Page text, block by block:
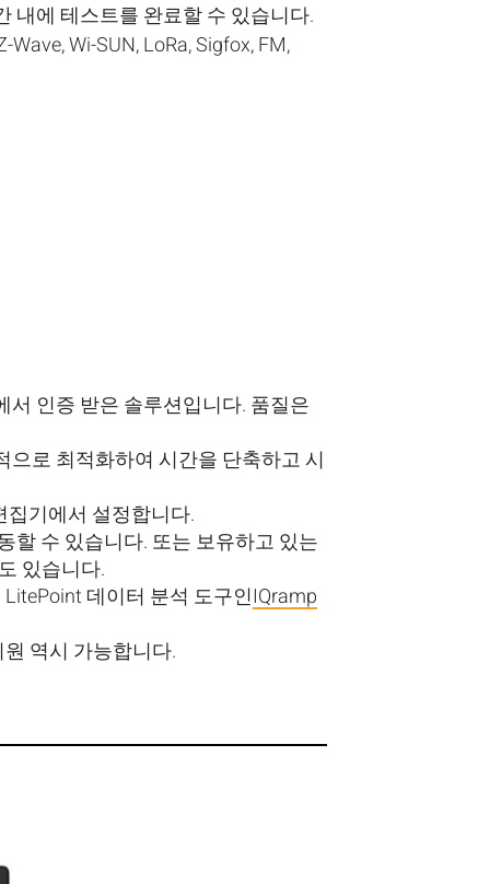
내에 테스트를 완료할 수 있습니다.
Wave, Wi-SUN, LoRa, Sigfox, FM,
서 인증 받은 솔루션입니다. 품질은
로 최적화하여 시간을 단축하고 시
집기에서 설정합니다.
할 수 있습니다. 또는 보유하고 있는
있습니다.
데이터 분석 도구인IQramp
역시 가능합니다.